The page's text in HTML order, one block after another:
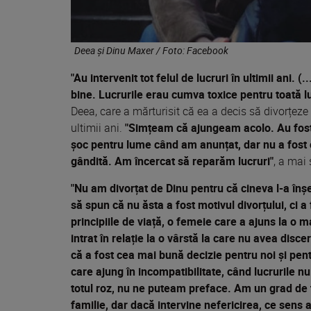
Deea și Dinu Maxer / Foto: Facebook
"Au intervenit tot felul de lucruri în ultimii ani.
bine. Lucrurile erau cumva toxice pentru toată
Deea, care a mărturisit că ea a decis să
ultimii ani. "Simțeam că ajungeam acolo. Au
șoc pentru lume când am anunțat, dar nu a
gândită. Am încercat să reparăm lucruri", a mai
"Nu am divorțat de Dinu pentru că cineva l-a
să spun că nu ăsta a fost motivul divorțului, ci
principiile de viață, o femeie care a ajuns la o
intrat în relație la o vârstă la care nu avea
că a fost cea mai bună decizie pentru noi și
care ajung în incompatibilitate, când lucrurile
totul roz, nu ne puteam preface. Am un grad
familie, dar dacă intervine nefericirea, ce sens